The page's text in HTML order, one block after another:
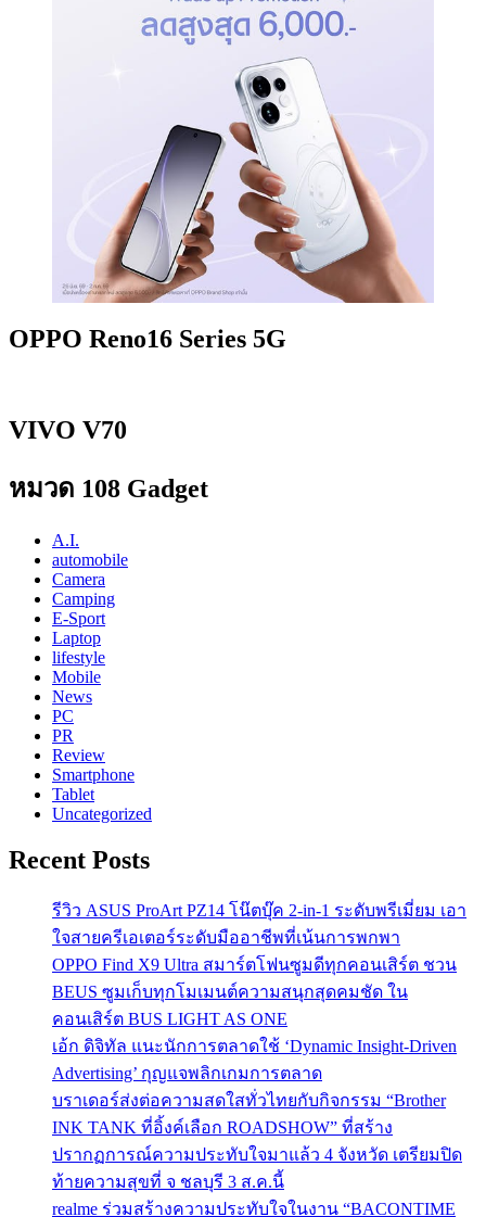
OPPO Reno16 Series 5G
VIVO V70
หมวด 108 Gadget
A.I.
automobile
Camera
Camping
E-Sport
Laptop
lifestyle
Mobile
News
PC
PR
Review
Smartphone
Tablet
Uncategorized
Recent Posts
รีวิว ASUS ProArt PZ14 โน๊ตบุ๊ค 2-in-1 ระดับพรีเมี่ยม เอา
ใจสายครีเอเตอร์ระดับมืออาชีพที่เน้นการพกพา
OPPO Find X9 Ultra สมาร์ตโฟนซูมดีทุกคอนเสิร์ต ชวน
BEUS ซูมเก็บทุกโมเมนต์ความสนุกสุดคมชัด ใน
คอนเสิร์ต BUS LIGHT AS ONE
เอ้ก ดิจิทัล แนะนักการตลาดใช้ ‘Dynamic Insight-Driven
Advertising’ กุญแจพลิกเกมการตลาด
บราเดอร์ส่งต่อความสดใสทั่วไทยกับกิจกรรม “Brother
INK TANK ที่อิ้งค์เลือก ROADSHOW” ที่สร้าง
ปรากฏการณ์ความประทับใจมาแล้ว 4 จังหวัด เตรียมปิด
ท้ายความสุขที่ จ ชลบุรี 3 ส.ค.นี้
realme ร่วมสร้างความประทับใจในงาน “BACONTIME